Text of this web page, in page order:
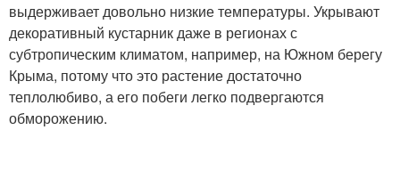
выдерживает довольно низкие температуры. Укрывают
декоративный кустарник даже в регионах с
субтропическим климатом, например, на Южном берегу
Крыма, потому что это растение достаточно
теплолюбиво, а его побеги легко подвергаются
обморожению.